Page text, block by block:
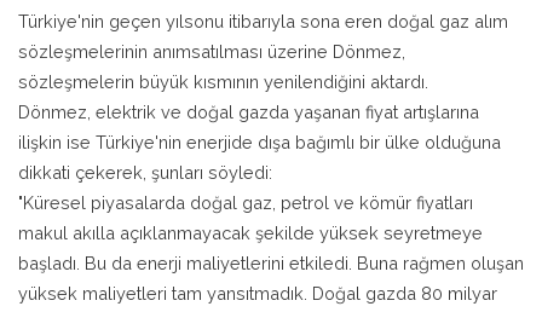
Türkiye'nin geçen yılsonu itibarıyla sona eren doğal gaz alım
sözleşmelerinin anımsatılması üzerine Dönmez,
sözleşmelerin büyük kısmının yenilendiğini aktardı.
Dönmez, elektrik ve doğal gazda yaşanan fiyat artışlarına
ilişkin ise Türkiye'nin enerjide dışa bağımlı bir ülke olduğuna
dikkati çekerek, şunları söyledi:
"Küresel piyasalarda doğal gaz, petrol ve kömür fiyatları
makul akılla açıklanmayacak şekilde yüksek seyretmeye
başladı. Bu da enerji maliyetlerini etkiledi. Buna rağmen oluşan
yüksek maliyetleri tam yansıtmadık. Doğal gazda 80 milyar